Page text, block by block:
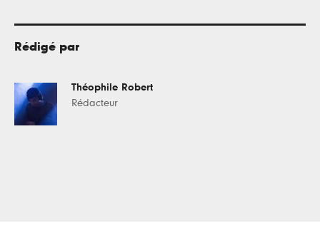
Rédigé par
Théophile Robert
Rédacteur